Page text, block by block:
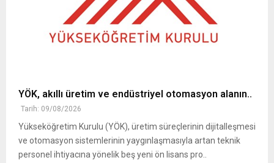
YÖK, akıllı üretim ve endüstriyel otomasyon alanın..
Tarih: 09/08/2026
Yükseköğretim Kurulu (YÖK), üretim süreçlerinin dijitalleşmesi
ve otomasyon sistemlerinin yaygınlaşmasıyla artan teknik
personel ihtiyacına yönelik beş yeni ön lisans pro..